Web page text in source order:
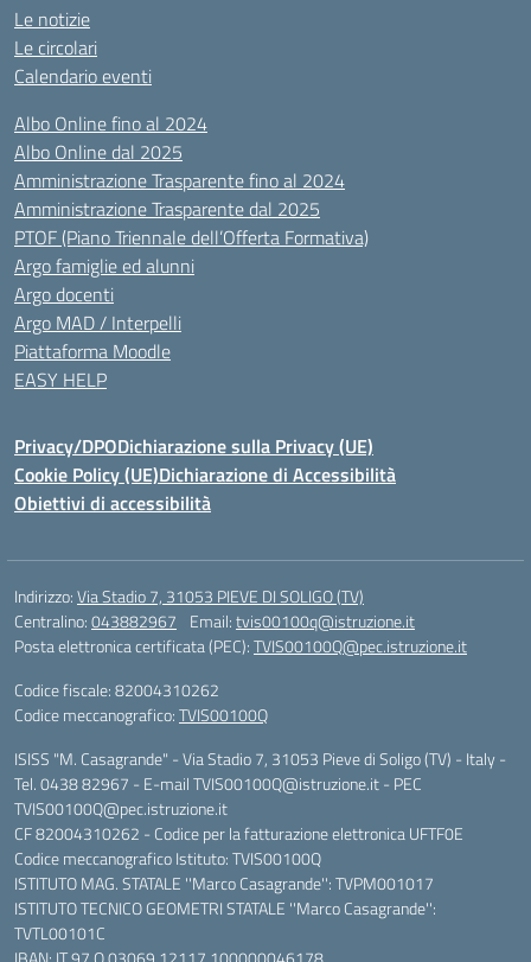
Le notizie
Le circolari
Calendario eventi
Albo Online fino al 2024
Albo Online dal 2025
Amministrazione Trasparente fino al 2024
Amministrazione Trasparente dal 2025
PTOF (Piano Triennale dell’Offerta Formativa)
Argo famiglie ed alunni
Argo docenti
Argo MAD / Interpelli
Piattaforma Moodle
EASY HELP
Privacy/DPODichiarazione sulla Privacy (UE)
Cookie Policy (UE)Dichiarazione di Accessibilità
Obiettivi di accessibilità
Indirizzo:Via Stadio 7, 31053 PIEVE DI SOLIGO (TV)
Centralino:043882967 Email:tvis00100q@istruzione.it
Posta elettronica certificata (PEC):TVIS00100Q@pec.istruzione.it
Codice fiscale: 82004310262
Codice meccanografico:TVIS00100Q
ISISS "M. Casagrande" - Via Stadio 7, 31053 Pieve di Soligo (TV) - Italy -
Tel. 0438 82967 - E-mail TVIS00100Q@istruzione.it - PEC
TVIS00100Q@pec.istruzione.it
CF 82004310262 - Codice per la fatturazione elettronica UFTF0E
Codice meccanografico Istituto: TVIS00100Q
ISTITUTO MAG. STATALE ''Marco Casagrande'': TVPM001017
ISTITUTO TECNICO GEOMETRI STATALE ''Marco Casagrande'':
TVTL00101C